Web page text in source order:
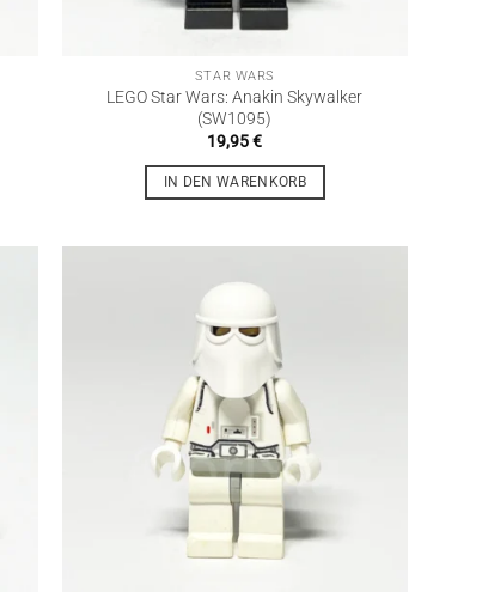
STAR WARS
LEGO Star Wars: Anakin Skywalker
(SW1095)
19,95€
IN DEN WARENKORB